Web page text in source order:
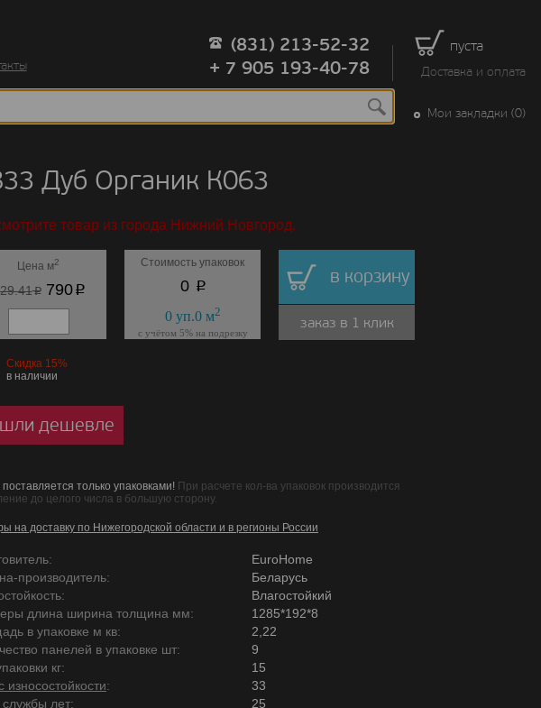
пуста
Доставка и оплата
(831) 213-52-32
+ 7 905 193-40-78
Мои закладки (0)
Дуб Органик К063
товар из города Нижний Новгород.
Цена м2
p790p
Стоимость упаковок
0 p
0уп.0м2
с учётом 5% на подрезку
в корзину
заказ в 1 клик
Скидка 15%
в наличии
дешевле
только упаковками! При расчете кол-ва упаковок производится
до целого числа в большую сторону.
на доставку по Нижегородской области и в регионы России
EuroHome
производитель:
Беларусь
Влагостойкий
длина ширина толщина мм:
1285*192*8
в упаковке м кв:
2,22
панелей в упаковке шт:
9
кг:
15
износостойкости:
33
лет:
25